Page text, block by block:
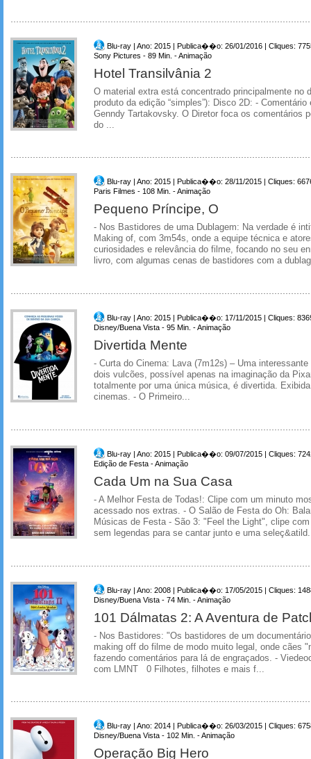
Blu-ray | Ano: 2015 | Publica��o: 26/01/2016 | Cliques:
Sony Pictures - 89 Min. - Animação
Hotel Transilvânia 2
O material extra está concentrado principalmente no
produto da edição “simples”): Disco 2D: -
Genndy Tartakovsky. O Diretor foca os comentários
do ...
Blu-ray | Ano: 2015 | Publica��o: 28/11/2015 | Cliques:
Paris Filmes - 108 Min. - Animação
Pequeno Príncipe, O
- Nos Bastidores de uma Dublagem: Na verdade é
Making of, com 3m54s, onde a equipe técnica e
curiosidades e relevância do filme, focando no seu
livro, com algumas cenas de bastidores com a
Blu-ray | Ano: 2015 | Publica��o: 17/11/2015 | Cliques:
Disney/Buena Vista - 95 Min. - Animação
Divertida Mente
- Curta do Cinema: Lava (7m12s) – Uma
dois vulcões, possível apenas na imaginação da
totalmente por uma única música, é divertida.
cinemas. - O Primeiro...
Blu-ray | Ano: 2015 | Publica��o: 09/07/2015 | Cliques:
Edição de Festa - Animação
Cada Um na Sua Casa
- A Melhor Festa de Todas!: Clipe com um minuto
acessado nos extras. - O Salão de Festa do Oh:
Músicas de Festa - São 3: "Feel the Light", clipe
sem legendas para se cantar junto e uma
Blu-ray | Ano: 2008 | Publica��o: 17/05/2015 | Cliques:
Disney/Buena Vista - 74 Min. - Animação
101 Dálmatas 2: A Aventura de
- Nos Bastidores: "Os bastidores de um
making off do filme de modo muito legal, onde cães
fazendo comentários para lá de engraçados. -
com LMNT 0 Filhotes, filhotes e mais f...
Blu-ray | Ano: 2014 | Publica��o: 26/03/2015 | Cliques:
Disney/Buena Vista - 102 Min. - Animação
Operação Big Hero